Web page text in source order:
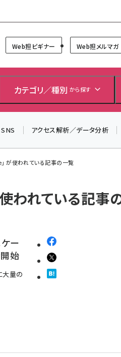
Forum
Web担ビギナー Web担メルマガ
カテゴリ／種別 から探す
SNS アクセス解析／データ分析
が使われている記事の一覧
われている記事
ー
始
大量の
＼ 8月27日開催、申し込み受付
2026」開催！
▼申し込みはこちらから▼